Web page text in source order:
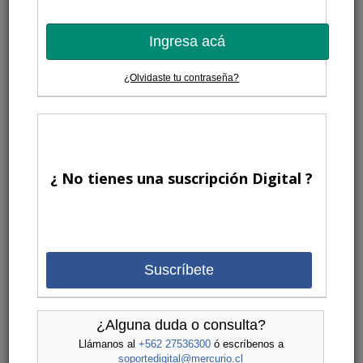
Ingresa acá
¿Olvidaste tu contraseña?
¿ No tienes una suscripción Digital ?
Suscríbete
¿Alguna duda o consulta?
Llámanos al +562 27536300ó escríbenos a
soportedigital@mercurio.cl